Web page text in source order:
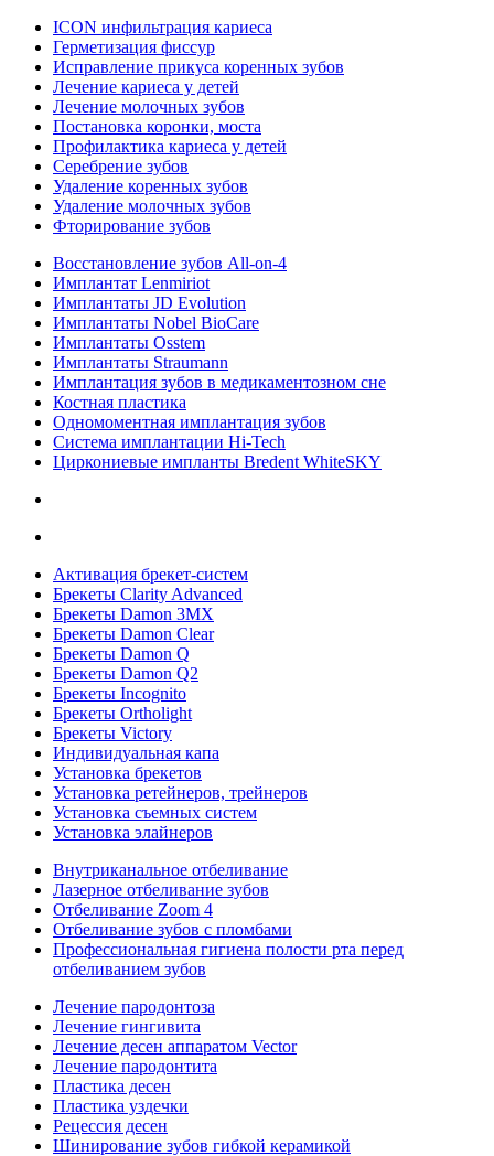
ICON инфильтрация кариеса
Герметизация фиссур
Исправление прикуса коренных зубов
Лечение кариеса у детей
Лечение молочных зубов
Постановка коронки, моста
Профилактика кариеса у детей
Серебрение зубов
Удаление коренных зубов
Удаление молочных зубов
Фторирование зубов
Восстановление зубов All‑on‑4
Имплантат Lenmiriot
Имплантаты JD Evolution
Имплантаты Nobel BioСare
Имплантаты Osstem
Имплантаты Straumann
Имплантация зубов в медикаментозном сне
Костная пластика
Одномоментная имплантация зубов
Система имплантации Hi-Tech
Циркониевые импланты Bredent WhiteSKY
Активация брекет-систем
Брекеты Clarity Advanced
Брекеты Damon 3MX
Брекеты Damon Clear
Брекеты Damon Q
Брекеты Damon Q2
Брекеты Incognito
Брекеты Ortholight
Брекеты Victory
Индивидуальная капа
Установка брекетов
Установка ретейнеров, трейнеров
Установка съемных систем
Установка элайнеров
Внутриканальное отбеливание
Лазерное отбеливание зубов
Отбеливание Zoom 4
Отбеливание зубов с пломбами
Профессиональная гигиена полости рта перед
отбеливанием зубов
Лечение пародонтоза
Лечение гингивита
Лечение десен аппаратом Vector
Лечение пародонтита
Пластика десен
Пластика уздечки
Рецессия десен
Шинирование зубов гибкой керамикой